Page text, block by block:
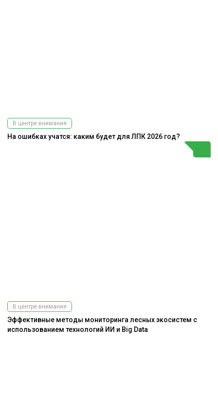
В центре внимания
На ошибках учатся: каким будет для ЛПК 2026 год?
В центре внимания
Эффективные методы мониторинга лесных экосистем с
использованием технологий ИИ и Big Data